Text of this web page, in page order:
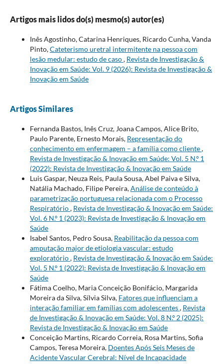
Artigos mais lidos do(s) mesmo(s) autor(es)
Inês Agostinho, Catarina Henriques, Ricardo Cunha, Vanda
Pinto,Cateterismo uretral intermitente na pessoa com
lesão medular: estudo de caso, Revista de Investigação &
Inovação em Saúde: Vol. 9 (2026): Revista de Investigação &
Inovação em Saúde
Artigos Similares
Fernanda Bastos, Inês Cruz, Joana Campos, Alice Brito,
Paulo Parente, Ernesto Morais, Representação do
conhecimento em enfermagem – a família como cliente,
Revista de Investigação & Inovação em Saúde: Vol. 5 N.º 1
(2022): Revista de Investigação & Inovação em Saúde
Luis Gaspar, Neuza Reis, Paula Sousa, Abel Paiva e Silva,
Natália Machado, Filipe Pereira,Análise de conteúdo à
parametrização portuguesa relacionada com o Processo
Respiratório, Revista de Investigação & Inovação em Saúde:
Vol. 6 N.º 1 (2023): Revista de Investigação & Inovação em
Saúde
Isabel Santos, Pedro Sousa, Reabilitação da pessoa com
amputação major de etiologia vascular: estudo
exploratório, Revista de Investigação & Inovação em Saúde:
Vol. 5 N.º 1 (2022): Revista de Investigação & Inovação em
Saúde
Fátima Coelho, Maria Conceição Bonifácio, Margarida
Moreira da Silva, Sílvia Silva, Fatores que influenciam a
interação familiar em famílias com adolescentes, Revista
de Investigação & Inovação em Saúde: Vol. 8 N.º 2 (2025):
Revista de Investigação & Inovação em Saúde
Conceição Martins, Ricardo Correia, Rosa Martins, Sofia
Campos, Teresa Moreira, Doentes Após Seis Meses de
Acidente Vascular Cerebral: Nível de Incapacidade